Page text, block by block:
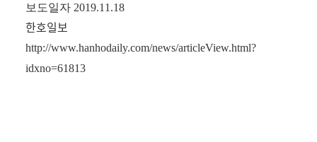
보도일자 2019.11.18
한호일보
http://www.hanhodaily.com/news/articleView.html?
idxno=61813